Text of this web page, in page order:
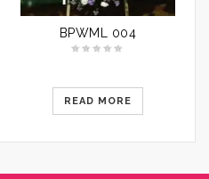
BPWML 004
READ MORE